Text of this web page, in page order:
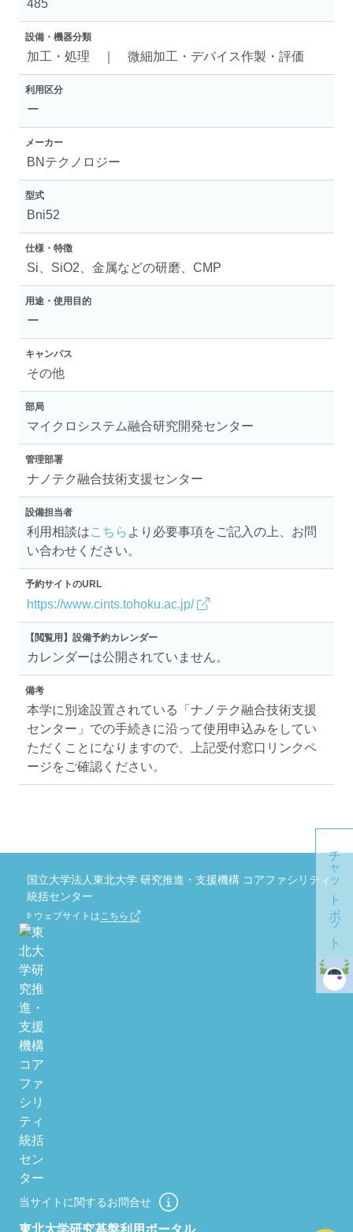
485
設備・機器分類
加工・処理 ｜ 微細加工・デバイス作製・評価
利用区分
ー
メーカー
BNテクノロジー
型式
Bni52
仕様・特徴
Si、SiO2、金属などの研磨、CMP
用途・使用目的
ー
キャンパス
その他
部局
マイクロシステム融合研究開発センター
管理部署
ナノテク融合技術支援センター
設備担当者
利用相談はこちら より必要事項をご記入の上、お問
い合わせください。
予約サイトのURL
https://www.cints.tohoku.ac.jp/
【閲覧用】設備予約カレンダー
カレンダーは公開されていません。
備考
本学に別途設置されている「ナノテク融合技術支援
センター」での手続きに沿って使用申込みをしてい
ただくことになりますので、上記受付窓口リンクペ
ージをご確認ください。
チャットボット
東北大学研究基盤利用ポータル
当サイトに関するお問合せ
国立大学法人東北大学 研究推進・支援機構 コアファシリティ
統括センター
ウェブサイトはこちら